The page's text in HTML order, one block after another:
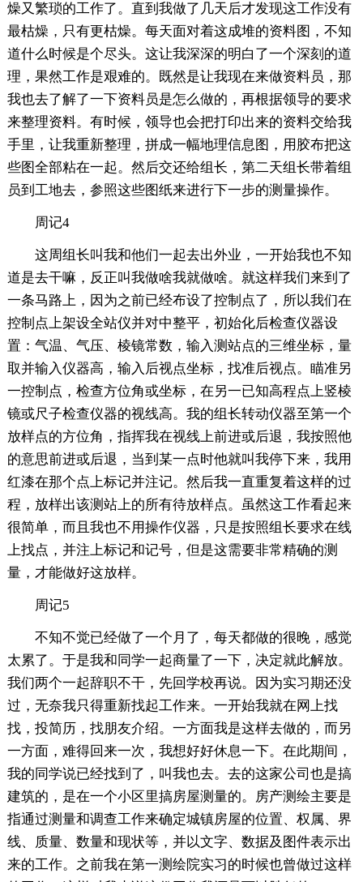
燥又繁琐的工作了。直到我做了几天后才发现这工作没有
最枯燥，只有更枯燥。每天面对着这成堆的资料图，不知
道什么时候是个尽头。这让我深深的明白了一个深刻的道
理，果然工作是艰难的。既然是让我现在来做资料员，那
我也去了解了一下资料员是怎么做的，再根据领导的要求
来整理资料。有时候，领导也会把打印出来的资料交给我
手里，让我重新整理，拼成一幅地理信息图，用胶布把这
些图全部粘在一起。然后交还给组长，第二天组长带着组
员到工地去，参照这些图纸来进行下一步的测量操作。
周记4
这周组长叫我和他们一起去出外业，一开始我也不知
道是去干嘛，反正叫我做啥我就做啥。就这样我们来到了
一条马路上，因为之前已经布设了控制点了，所以我们在
控制点上架设全站仪并对中整平，初始化后检查仪器设
置：气温、气压、棱镜常数，输入测站点的三维坐标，量
取并输入仪器高，输入后视点坐标，找准后视点。瞄准另
一控制点，检查方位角或坐标，在另一已知高程点上竖棱
镜或尺子检查仪器的视线高。我的组长转动仪器至第一个
放样点的方位角，指挥我在视线上前进或后退，我按照他
的意思前进或后退，当到某一点时他就叫我停下来，我用
红漆在那个点上标记并注记。然后我一直重复着这样的过
程，放样出该测站上的所有待放样点。虽然这工作看起来
很简单，而且我也不用操作仪器，只是按照组长要求在线
上找点，并注上标记和记号，但是这需要非常精确的测
量，才能做好这放样。
周记5
不知不觉已经做了一个月了，每天都做的很晚，感觉
太累了。于是我和同学一起商量了一下，决定就此解放。
我们两个一起辞职不干，先回学校再说。因为实习期还没
过，无奈我只得重新找起工作来。一开始我就在网上找
找，投简历，找朋友介绍。一方面我是这样去做的，而另
一方面，难得回来一次，我想好好休息一下。在此期间，
我的同学说已经找到了，叫我也去。去的这家公司也是搞
建筑的，是在一个小区里搞房屋测量的。房产测绘主要是
指通过测量和调查工作来确定城镇房屋的位置、权属、界
线、质量、数量和现状等，并以文字、数据及图件表示出
来的工作。之前我在第一测绘院实习的时候也曾做过这样